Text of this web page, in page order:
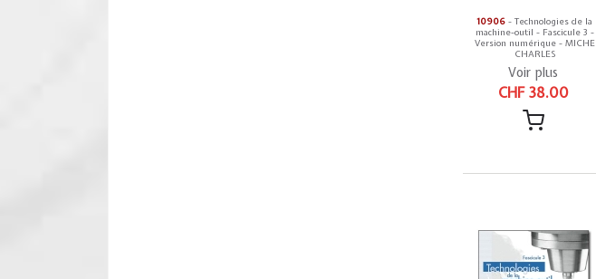
10906 - Technologies de la
machine-outil - Fascicule 3 -
Version numérique - MICHE
CHARLES
Voir plus
CHF 38.00